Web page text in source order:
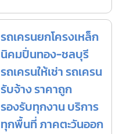
รถเครนยกโครงเหล็ก
นิคมปิ่นทอง-ชลบุรี
รถเครนให้เช่า รถเครน
รับจ้าง ราคาถูก
รองรับทุกงาน บริการ
ทุกพื้นที่ ภาคตะวันออก